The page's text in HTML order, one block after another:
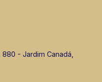
- Jardim Canadá,